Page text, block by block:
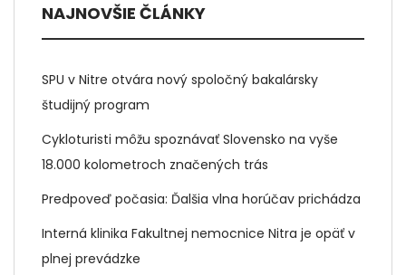
NAJNOVŠIE ČLÁNKY
SPU v Nitre otvára nový spoločný bakalársky
študijný program
Cykloturisti môžu spoznávať Slovensko na vyše
18.000 kolometroch značených trás
Predpoveď počasia: Ďalšia vlna horúčav prichádza
Interná klinika Fakultnej nemocnice Nitra je opäť v
plnej prevádzke